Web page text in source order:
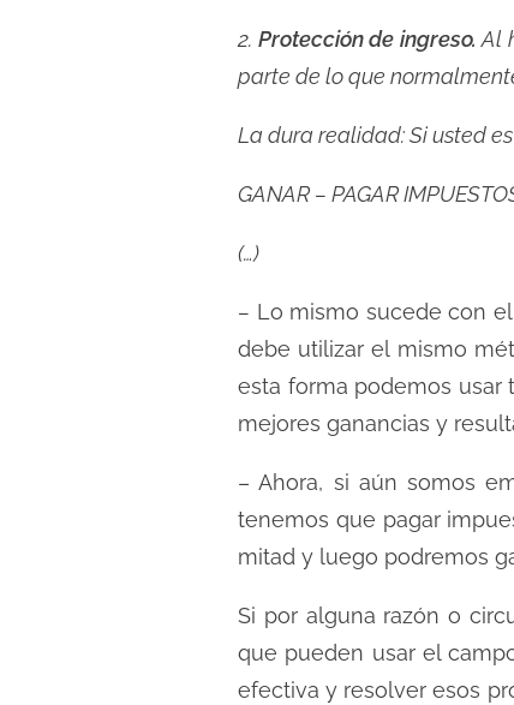
a
e
n
r
d
2. Protección de ingreso.Al
parte de lo que
La dura realidad: Si usted
GANAR – PAGAR
(…)
– Lo mismo sucede con
debe utilizar el mismo
esta forma podemos
mejores ganancias y
– Ahora, si aún somos
tenemos que pagar
mitad y luego podremos
Si por alguna razón o
que pueden usar el
efectiva y resolver esos